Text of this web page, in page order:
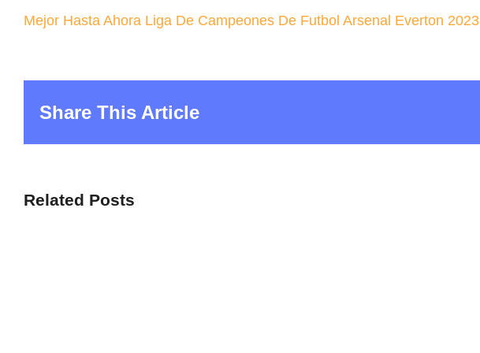
Mejor Hasta Ahora Liga De Campeones De Futbol Arsenal Everton 2023
Share This Article
Related Posts